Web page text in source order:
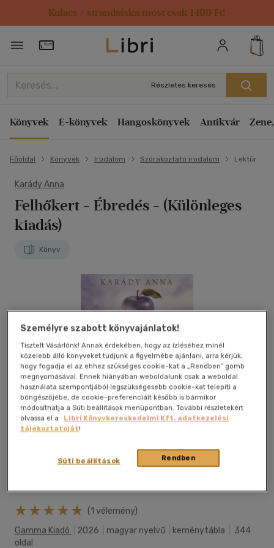
Kulacs / strandtáska most csak 1499 Ft!
Törzsvásárlói Kártya adatai
Részletes keresés
Könyvek E-könyvek Hangoskönyvek Antikvár
Főoldal Könyvek Irodalom Szórakoztató irodalom Lektűr
Karády Anna
Felhőkert - Ébredés - (Különleges
kiadás)
Könyv
(1 vélemény)
Gamma Kiadó
2026 magyar nyelvű keménytábla
344
oldal
Személyre szabott könyvajánlatok!
Tisztelt Vásárlónk! Annak érdekében, hogy az ízléséhez minél
közelebb álló könyveket tudjunk a figyelmébe ajánlani, arra kérjük,
hogy fogadja el az ehhez szükséges cookie-kat a „Rendben” gomb
megnyomásával. Ennek hiányában weboldalunk csak a weboldal
használata szempontjából legszükségesebb cookie-kat telepíti a
böngészőjébe, de cookie-preferenciáit később is bármikor
módosíthatja a Süti beállítások menüpontban. További részletekért
olvassa el a
Libri Könyvkereskedelmi Kft. adatkezelési
tájékoztatóját!
Rendben
Süti beállítások